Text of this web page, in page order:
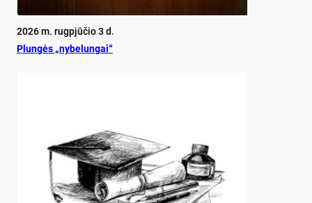
2026 m. rugpjūčio 3 d.
Plun­gės „ny­be­lun­gai“